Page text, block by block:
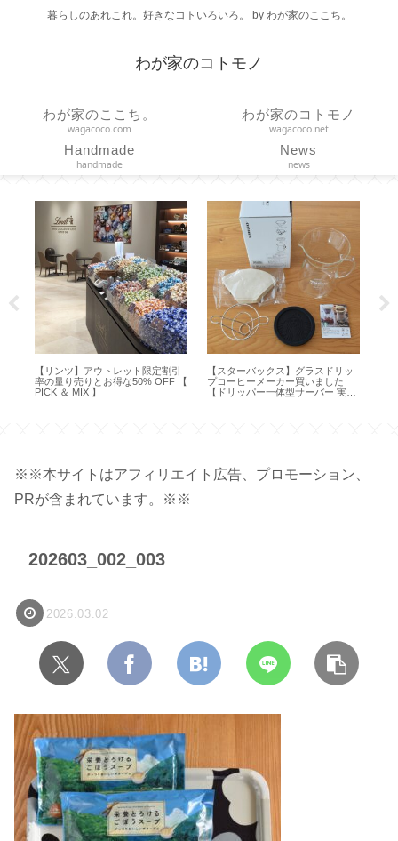
暮らしのあれこれ。好きなコトいろいろ。 by わが家のここち。
わが家のコトモノ
わが家のここち。
wagacoco.com
わが家のコトモノ
wagacoco.net
Handmade
handmade
News
news
【リンツ】アウトレット限定割引
率の量り売りとお得な50% OFF 【
PICK ＆ MIX 】
【スターバックス】グラスドリッ
プコーヒーメーカー買いました
【ドリッパー一体型サーバー 実用
※※本サイトはアフィリエイト広告、プロモーション、
PRが含まれています。※※
202603_002_003
2026.03.02